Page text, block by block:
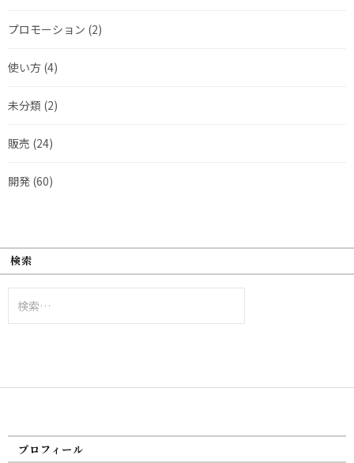
プロモーション (2)
使い方 (4)
未分類 (2)
販売 (24)
開発 (60)
検索
索:
プロフィール